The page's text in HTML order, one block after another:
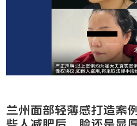
兰州面部轻薄感打造案